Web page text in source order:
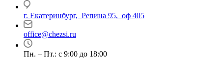
г. Екатеринбург, Репина 95, оф 405
office@chezsi.ru
Пн. – Пт.: с 9:00 до 18:00